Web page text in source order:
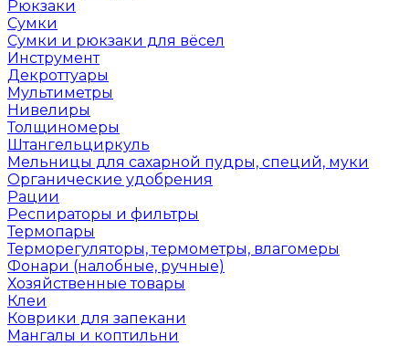
Рюкзаки
Сумки
Сумки и рюкзаки для вёсел
Инструмент
Декроттуары
Мультиметры
Нивелиры
Толщиномеры
Штангельциркуль
Мельницы для сахарной пудры, специй, муки
Органические удобрения
Рации
Респираторы и фильтры
Термопары
Терморегуляторы, термометры, влагомеры
Фонари (налобные, ручные)
Хозяйственные товары
Клеи
Коврики для запекани
Мангалы и коптильни